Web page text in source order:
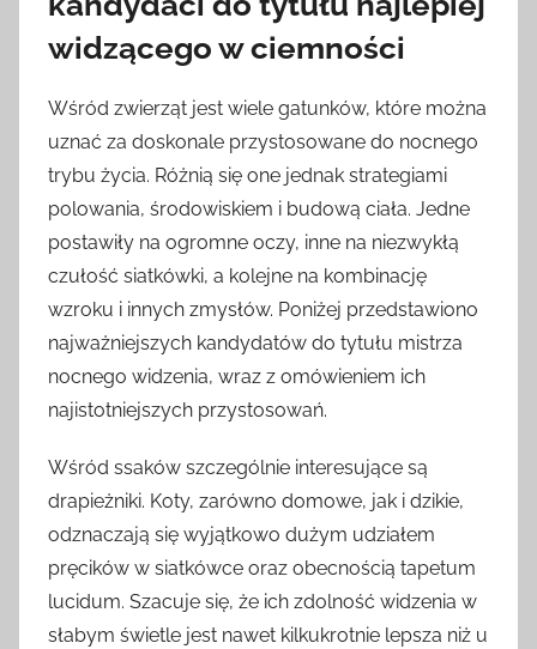
widzącego w ciemności
Wśród zwierząt jest wiele gatunków, które można
uznać za doskonale przystosowane do nocnego
trybu życia. Różnią się one jednak strategiami
polowania, środowiskiem i budową ciała. Jedne
postawiły na ogromne oczy, inne na niezwykłą
czułość siatkówki, a kolejne na kombinację
wzroku i innych zmysłów. Poniżej przedstawiono
najważniejszych kandydatów do tytułu mistrza
nocnego widzenia, wraz z omówieniem ich
najistotniejszych przystosowań.
Wśród ssaków szczególnie interesujące są
drapieżniki. Koty, zarówno domowe, jak i dzikie,
odznaczają się wyjątkowo dużym udziałem
pręcików w siatkówce oraz obecnością tapetum
lucidum. Szacuje się, że ich zdolność widzenia w
słabym świetle jest nawet kilkukrotnie lepsza niż u